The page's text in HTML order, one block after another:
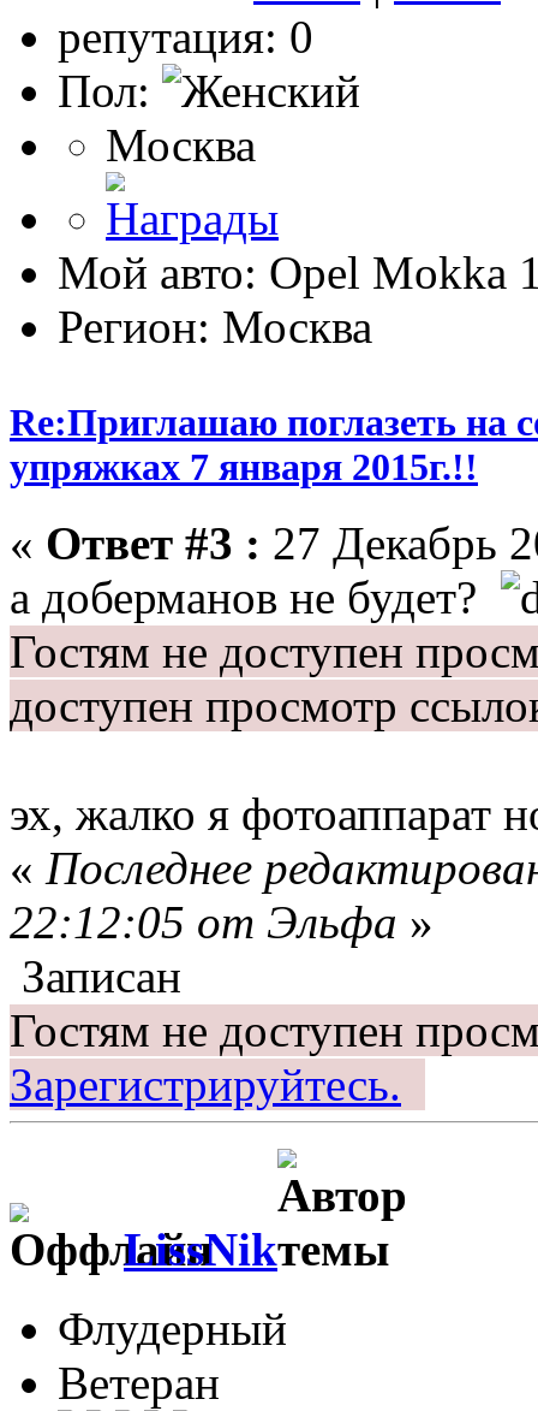
репутация: 0
Пол:
Москва
Мой авто: Opel Mokka
Регион: Москва
Re:Приглашаю поглазеть на
упряжках 7 января 2015г.!!
« Ответ #3 : 27 Декабрь
а доберманов не будет?
Гостям не доступен
доступен просмотр
эх, жалко я фотоаппарат
« Последнее
22:12:05 от Эльфа »
Записан
Гостям не доступен
Зарегистрируйтесь.
LissNik
Флудерный
Ветеран